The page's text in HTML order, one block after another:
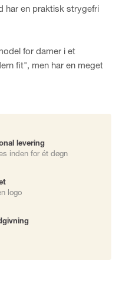
har en praktisk strygefri
for damer i et
fit", men har en meget
levering
inden for ét døgn
logo